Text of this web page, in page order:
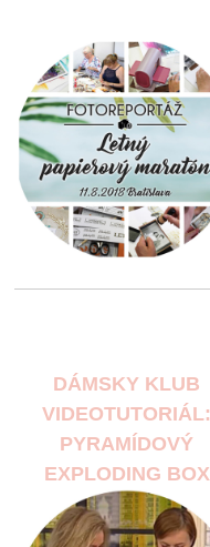
DÁMSKY KLUB
VIDEOTUTORIÁL:
PYRAMÍDOVÝ
EXPLODING BOX